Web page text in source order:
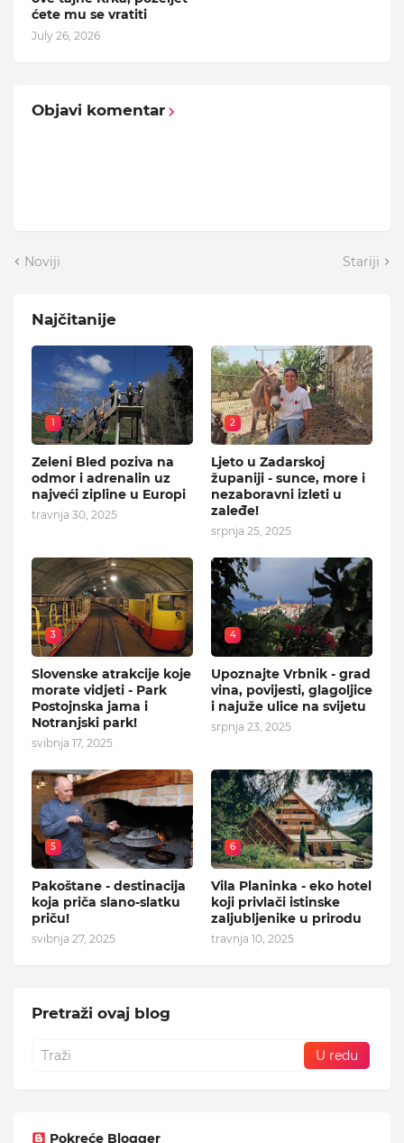
ćete mu se vratiti
July 26, 2026
Objavi komentar
Noviji Stariji
Najčitanije
1
Zeleni Bled poziva na
odmor i adrenalin uz
najveći zipline u Europi
travnja 30, 2025
2
Ljeto u Zadarskoj
županiji - sunce, more i
nezaboravni izleti u
zaleđe!
srpnja 25, 2025
3
Slovenske atrakcije koje
morate vidjeti - Park
Postojnska jama i
Notranjski park!
svibnja 17, 2025
4
Upoznajte Vrbnik - grad
vina, povijesti, glagoljice
i najuže ulice na svijetu
srpnja 23, 2025
5
Pakoštane - destinacija
koja priča slano-slatku
priču!
svibnja 27, 2025
6
Vila Planinka - eko hotel
koji privlači istinske
zaljubljenike u prirodu
travnja 10, 2025
Pretraži ovaj blog
Pokreće Blogger